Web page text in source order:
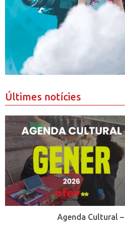
Últimes notícies
Agenda Cultural –